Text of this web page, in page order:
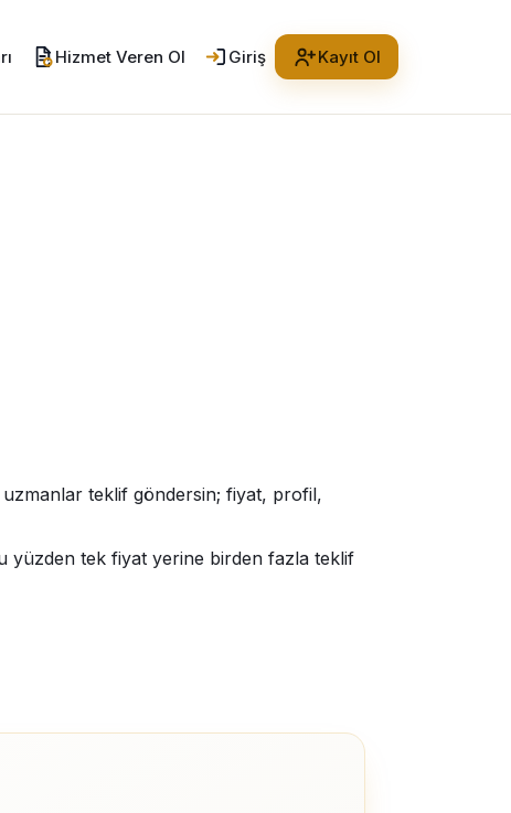
Hizmet Veren Ol Giriş Kayıt Ol
teklif göndersin; fiyat, profil,
yüzden tek fiyat yerine birden fazla teklif